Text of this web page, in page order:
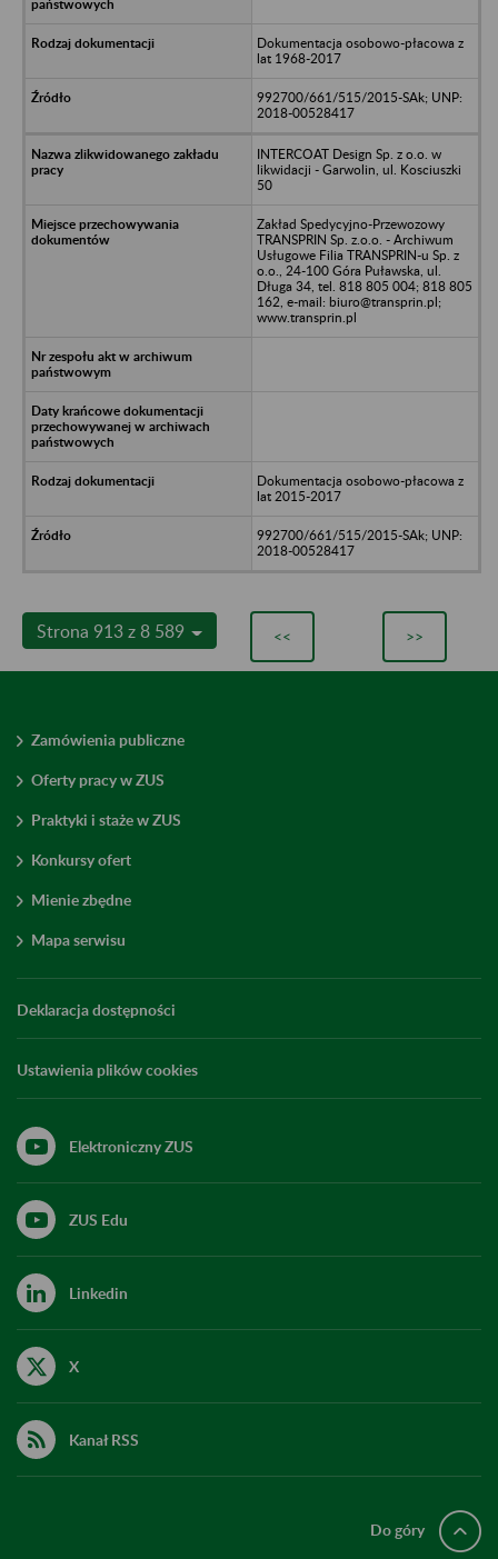
Dokumentacja osobowo-płacowa z
lat 1968-2017
992700/661/515/2015-SAk; UNP:
2018-00528417
INTERCOAT Design Sp. z o.o. w
likwidacji - Garwolin, ul. Kosciuszki
50
Zakład Spedycyjno-Przewozowy
TRANSPRIN Sp. z.o.o. - Archiwum
Usługowe Filia TRANSPRIN-u Sp. z
o.o., 24-100 Góra Puławska, ul.
Długa 34, tel. 818 805 004; 818 805
162, e-mail: biuro@transprin.pl;
www.transprin.pl
Dokumentacja osobowo-płacowa z
lat 2015-2017
992700/661/515/2015-SAk; UNP:
2018-00528417
Strona 913 z 8 589 << >>
Zamówienia publiczne
Oferty pracy w ZUS
Praktyki i staże w ZUS
Konkursy ofert
Mienie zbędne
Mapa serwisu
Deklaracja dostępności
Ustawienia plików cookies
Elektroniczny ZUS
ZUS Edu
Linkedin
X
Kanał RSS
Do góry